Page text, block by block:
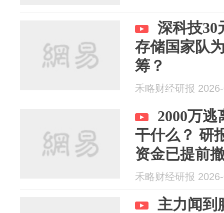
深科技30
存储国家队
筹？
禾略财经研报
2000万
干什么？ 研
资金已提前
风险：技术
禾略财经研报
主力闻到